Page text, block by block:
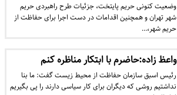
وضعیت کنونی حریم پایتخت، جزئیات طرح راهبردی حریم
شهر تهران و همچنین اقدامات در دست اجرا برای حفاظت از
حریم شهر،…
واعظ زاده:حاضرم با ابتکار مناظره کنم
رئیس اسبق سازمان حفاظت از محیط‌ زیست گفت: ما بنا
نداشتیم روشی که دیگران برای کار سیاسی دارند را پی بگیریم